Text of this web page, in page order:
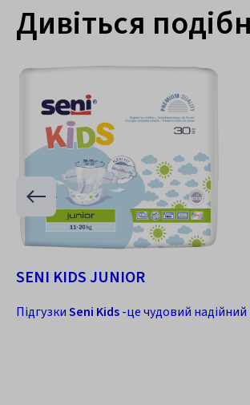
Дивіться
SENI KIDS JUNIOR
ПідгузкиSeni Kids-це чудовий надійний